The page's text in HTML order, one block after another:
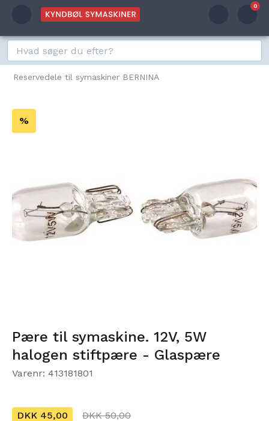
0
Reservedele til symaskiner BERNINA
%
Pære til symaskine. 12V, 5W
halogen stiftpære - Glaspære
Varenr: 413181801
DKK 45,00 DKK 50,00